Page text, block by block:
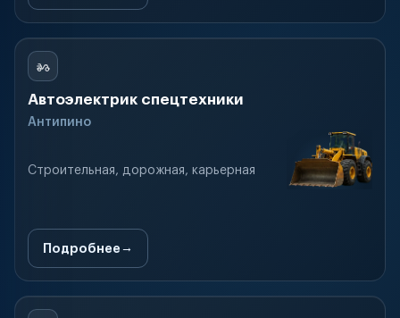
Автоэлектрик спецтехники
Антипино
Строительная, дорожная, карьерная
Подробнее